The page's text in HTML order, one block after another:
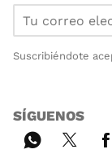
Suscribiéndote
SÍGUENOS